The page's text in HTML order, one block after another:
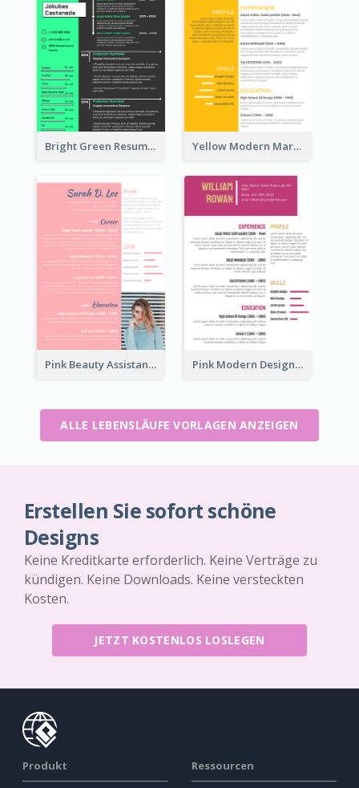
Bright Green Resume Yellow Modern Marketing Consultant Resume
Pink Beauty Assistant Resume Pink Modern Design Resume
ALLE LEBENSLÄUFE VORLAGEN ANZEIGEN
Erstellen Sie sofort schöne
Designs
Keine Kreditkarte erforderlich. Keine Verträge zu
kündigen. Keine Downloads. Keine versteckten
Kosten.
JETZT KOSTENLOS LOSLEGEN
Produkt Ressourcen